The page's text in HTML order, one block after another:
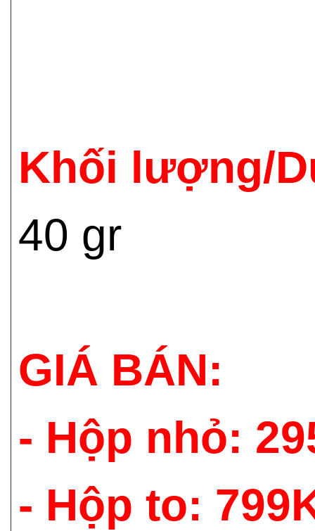
Khối lượng/
40 gr
GIÁ BÁN:
- Hộp nhỏ:
- Hộp to: